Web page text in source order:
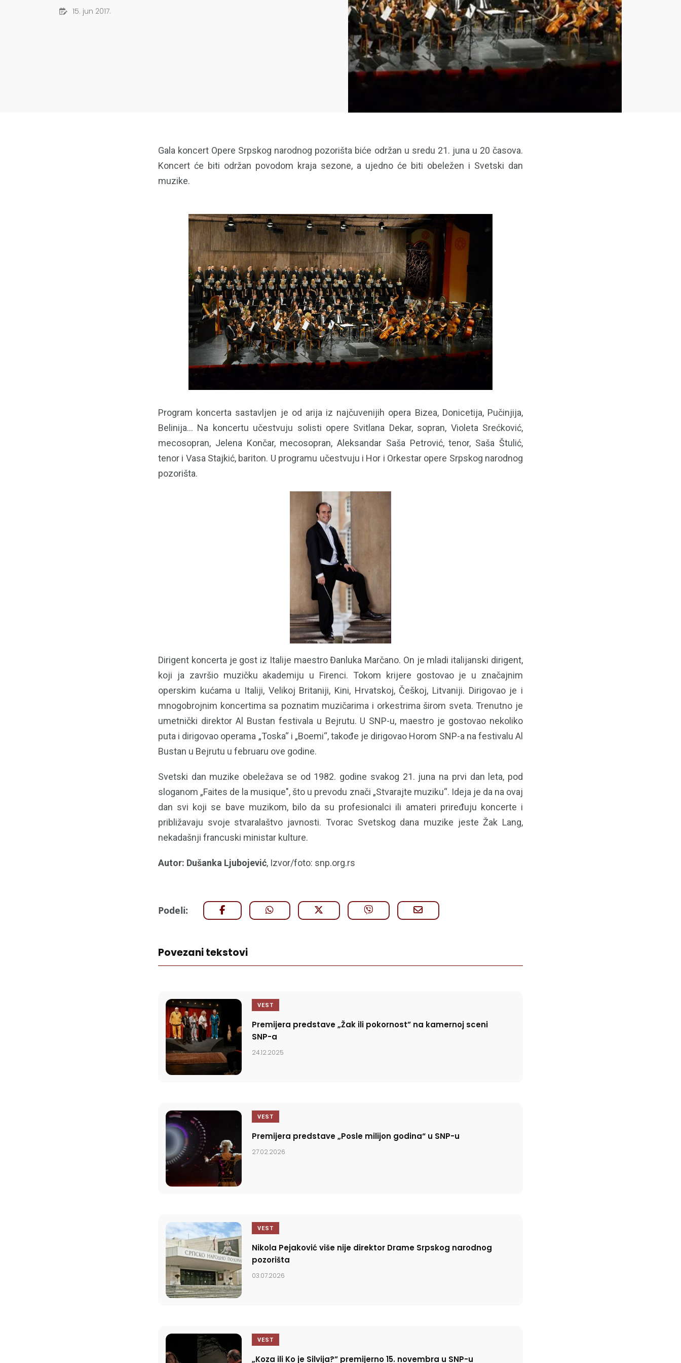
15. jun 2017.
Gala koncert Opere Srpskog narodnog pozorišta biće održan u sredu 21. juna u 20 časova.
Koncert će biti održan povodom kraja sezone, a ujedno će biti obeležen i Svetski dan
muzike.
Program koncerta sastavljen je od arija iz najčuvenijih opera Bizea, Donicetija, Pučinjija,
Belinija... Na koncertu učestvuju solisti opere Svitlana Dekar, sopran, Violeta Srećković,
mecosopran, Jelena Končar, mecosopran, Aleksandar Saša Petrović, tenor, Saša Štulić,
tenor i Vasa Stajkić, bariton. U programu učestvuju i Hor i Orkestar opere Srpskog narodnog
pozorišta.
Dirigent koncerta je gost iz Italije maestro Đanluka Marčano. On je mladi italijanski dirigent,
koji ja završio muzičku akademiju u Firenci. Tokom krijere gostovao je u značajnim
operskim kućama u Italiji, Velikoj Britaniji, Kini, Hrvatskoj, Češkoj, Litvaniji. Dirigovao je i
mnogobrojnim koncertima sa poznatim muzičarima i orkestrima širom sveta. Trenutno je
umetnički direktor Al Bustan festivala u Bejrutu. U SNP-u, maestro je gostovao nekoliko
puta i dirigovao operama „Toska“ i „Boemi“, takođe je dirigovao Horom SNP-a na festivalu Al
Bustan u Bejrutu u februaru ove godine.
Svetski dan muzike obeležava se od 1982. godine svakog 21. juna na prvi dan leta, pod
sloganom „Faites de la musique", što u prevodu znači „Stvarajte muziku“. Ideja je da na ovaj
dan svi koji se bave muzikom, bilo da su profesionalci ili amateri priređuju koncerte i
približavaju svoje stvaralaštvo javnosti. Tvorac Svetskog dana muzike jeste Žak Lang,
nekadašnji francuski ministar kulture.
Autor: Dušanka Ljubojević, Izvor/foto: snp.org.rs
Podeli:
Povezani tekstovi
VEST
Premijera predstave „Žak ili pokornost” na kamernoj sceni
SNP-a
24.12.2025
VEST
Premijera predstave „Posle milijon godina“ u SNP-u
27.02.2026
VEST
Nikola Pejaković više nije direktor Drame Srpskog narodnog
pozorišta
03.07.2026
VEST
„Koza ili Ko je Silvija?” premijerno 15. novembra u SNP-u